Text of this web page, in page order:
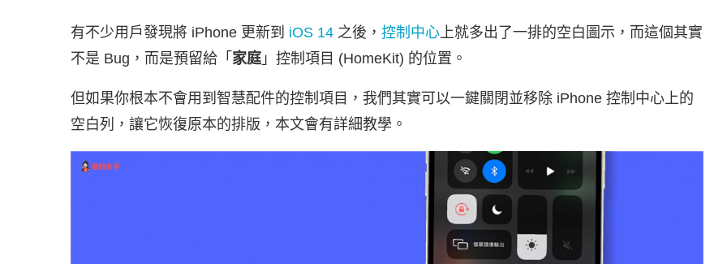
有不少用戶發現將 iPhone 更新到 iOS 14 之後， 控制中心上就多出了一排的空白圖示，而這個其實
不是 Bug，而是預留給「 家庭」控制項目 (HomeKit) 的位置。
但如果你根本不會用到智慧配件的控制項目，我們其實可以一鍵關閉並移除 iPhone 控制中心上的
空白列，讓它恢復原本的排版，本文會有詳細教學。